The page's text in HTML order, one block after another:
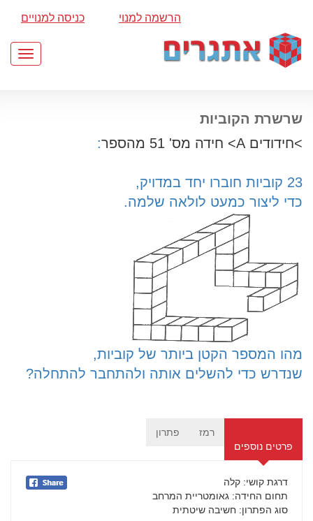
הרשמה למנוי כניסה למנויים
שרשרת הקוביות
>חידודים A> חידה מס' 51 מהספר
:
23 קוביות חוברו יחד במדויק,
כדי ליצור כמעט לולאה שלמה.
מהו המספר הקטן ביותר של קוביות,
שנדרש כדי להשלים אותה ולהתחבר להתחלה?
פרטים נוספים
רמז פתרון
דרגת קושי: קלה
תחום החידה: גאומטריית המרחב
סוג הפתרון: חשיבה שיטתית